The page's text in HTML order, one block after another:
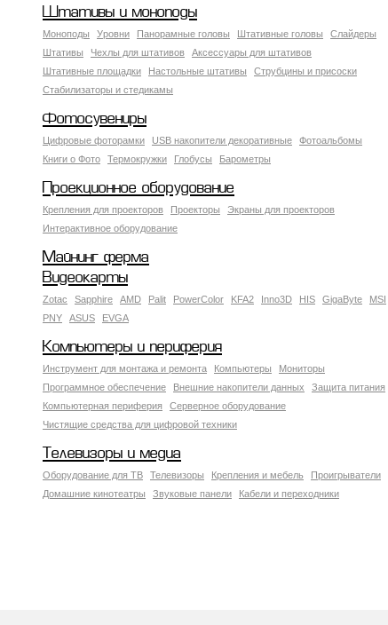
Штативы и моноподы
Моноподы Уровни Панорамные головы Штативные головы
Слайдеры
Штативы
Чехлы для штативов
Аксессуары для штативов
Штативные площадки
Настольные штативы
Струбцины и присоски
Стабилизаторы и стедикамы
Фотосувениры
Цифровые фоторамки USB накопители декоративные
Фотоальбомы
Книги о Фото
Термокружки Глобусы Барометры
Проекционное оборудование
Крепления для проекторов Проекторы
Экраны для проекторов
Интерактивное оборудование
Майнинг ферма
Видеокарты
Zotac Sapphire AMD Palit PowerColor KFA2 Inno3D HIS GigaByte
MSI
PNY
ASUS EVGA
Компьютеры и периферия
Инструмент для монтажа и ремонта Компьютеры
Мониторы
Программное обеспечение
Внешние накопители данных
Защита питания
Компьютерная периферия
Серверное оборудование
Чистящие средства для цифровой техники
Телевизоры и медиа
Оборудование для ТВ Телевизоры Крепления и мебель
Проигрыватели
Домашние кинотеатры
Звуковые панели Кабели и переходники